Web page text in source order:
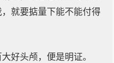
就要掂量下能不能付得
好头颅，便是明证。